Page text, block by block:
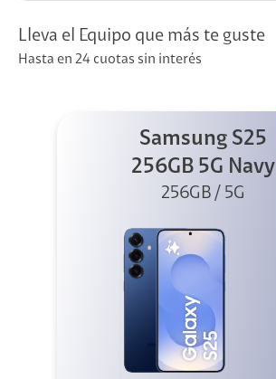
Lleva el Equipo que más te guste
Hasta en 24 cuotas sin interés
Samsung S25
256GB 5G Navy
256GB / 5G